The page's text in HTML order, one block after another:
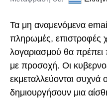
Τα μη αναμενόμενα
πληρωμές, επιστροφές
λογαριασμού θα πρέπει
με προσοχή. Οι
εκμεταλλεύονται συχνά
δημιουργήσουν μια